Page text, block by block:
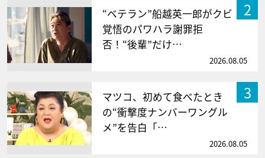
2
“ベテラン”船越英一郎がクビ
覚悟のパワハラ謝罪拒
否！“後輩”だけ…
2026.08.05
3
マツコ、初めて食べたとき
の“衝撃度ナンバーワングル
メ”を告白「…
2026.08.05